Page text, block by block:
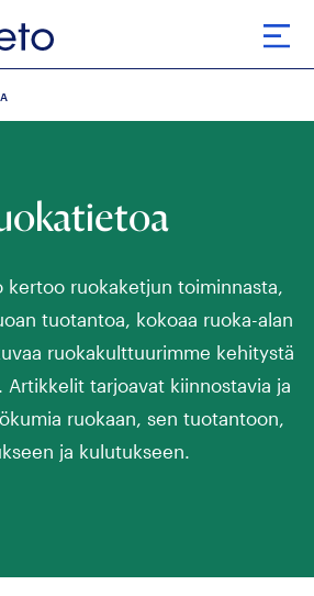
kertoo ruokaketjun toiminnasta,
tuotantoa, kokoaa ruoka-alan
ruokakulttuurimme kehitystä
Artikkelit tarjoavat kiinnostavia ja
ruokaan, sen tuotantoon,
ja kulutukseen.